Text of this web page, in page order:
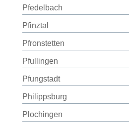
Pfedelbach
Pfinztal
Pfronstetten
Pfullingen
Pfungstadt
Philippsburg
Plochingen